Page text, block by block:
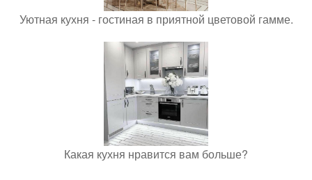
Уютная кухня - гостиная в приятной цветовой гамме.
Какая кухня нравится вам больше?